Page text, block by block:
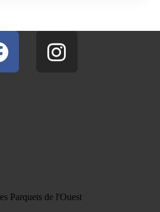
Parquets de l'Ouest